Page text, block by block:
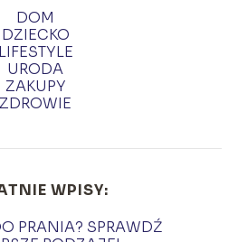
DOM
DZIECKO
LIFESTYLE
URODA
ZAKUPY
ZDROWIE
WPISY:
PRANIA? SPRAWDŹ